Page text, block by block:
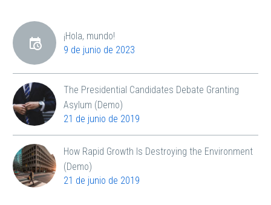
¡Hola, mundo!
9 de junio de 2023
The Presidential Candidates Debate Granting
Asylum (Demo)
21 de junio de 2019
How Rapid Growth Is Destroying the Environment
(Demo)
21 de junio de 2019